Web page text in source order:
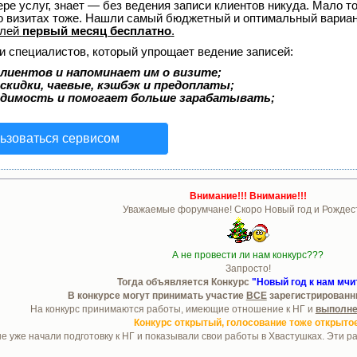
услуг, знает — без ведения записи клиентов никуда. Мало
визитах тоже. Нашли самый бюджетный и оптимальный
первый месяц бесплатно.
специалистов, который упрощает ведение записей:
и напоминает им о визите;
чаевые, кэшбэк и предоплаты;
и помогает больше зарабатывать;
сервисом
Внимание!!! Внимание!!!
Уважаемые форумчане! Скоро Новый год и
А не провести ли нам конкурс???
Запросто!
Тогда объявляется Конкурс "Новый год к нам
В конкурсе могут принимать участие ВСЕ
На конкурс принимаются работы, имеющие отношение к НГ и
Конкурс открытый, голосование тоже
начали подготовку к НГ и показывали свои работы в Хвастушках. Эти